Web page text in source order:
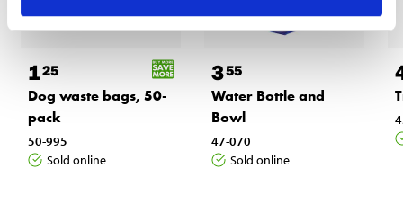
125
Dog waste bags, 50-
pack
50-995
Sold online
355
Water Bottle and
Bowl
47-070
Sold online